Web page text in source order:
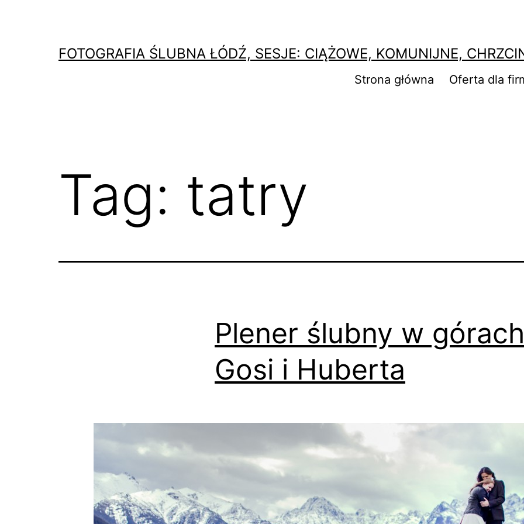
FOTOGRAFIA ŚLUBNA ŁÓDŹ, SESJE: CIĄŻOWE, KOMUNIJNE,
Strona główna Oferta dla
Tag: tatry
Plener ślubny w górach
Gosi i Huberta